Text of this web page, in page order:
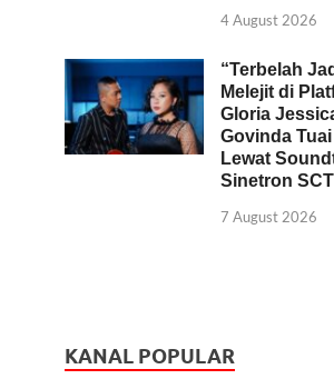
4 August 2026
“Terbelah
Melejit di
Gloria
Govinda
Lewat
Sinetron
7 August 2026
KANAL POPULAR